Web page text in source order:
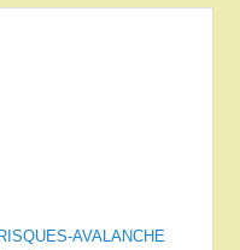
AVALANCHE